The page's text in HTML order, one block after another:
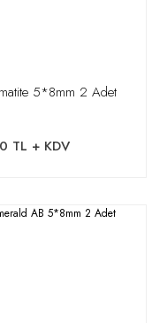
5*8mm 2 Adet
TL + KDV